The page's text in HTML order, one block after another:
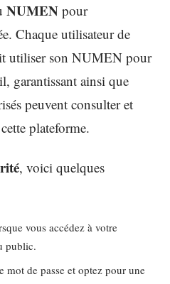
NUMEN pour
Chaque utilisateur de
utiliser son NUMEN pour
garantissant ainsi que
peuvent consulter et
plateforme.
, voici quelques
vous accédez à votre
public.
mot de passe et optez pour une